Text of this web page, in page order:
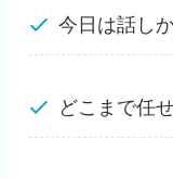
今日は話し
どこまで任